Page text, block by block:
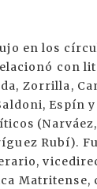
en los
con
Zorrilla,
Espín
Rubí).
Matritense,